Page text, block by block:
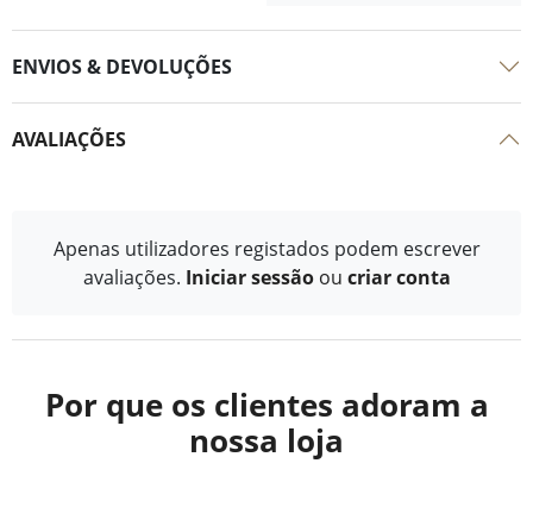
ENVIOS & DEVOLUÇÕES
AVALIAÇÕES
Apenas utilizadores registados podem escrever
avaliações. Iniciar sessão ou criar conta
Por que os clientes adoram a
nossa loja